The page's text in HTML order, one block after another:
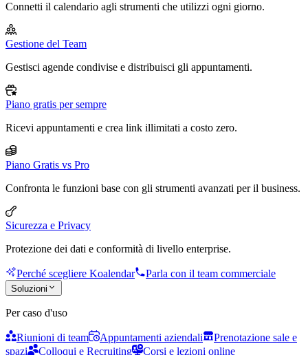
Connetti il calendario agli strumenti che utilizzi ogni giorno.
Gestione del Team
Gestisci agende condivise e distribuisci gli appuntamenti.
Piano gratis per sempre
Ricevi appuntamenti e crea link illimitati a costo zero.
Piano Gratis vs Pro
Confronta le funzioni base con gli strumenti avanzati per il business.
Sicurezza e Privacy
Protezione dei dati e conformità di livello enterprise.
Perché scegliere Koalendar Parla con il team commerciale
Soluzioni
Per caso d'uso
Riunioni di team Appuntamenti aziendali
Prenotazione sale e
spazi
Colloqui e Recruiting
Corsi e lezioni online